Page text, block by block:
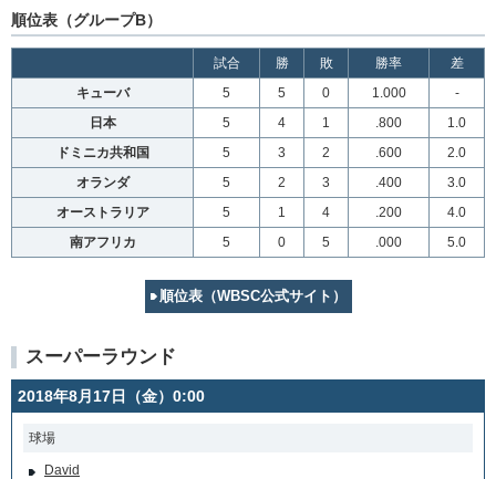
順位表（グループB）
試合 勝 敗 勝率
差
キューバ
5 5 0 1.000
-
日本
5 4 1 .800
1.0
ドミニカ共和国
5 3 2 .600
2.0
オランダ
5 2 3 .400
3.0
オーストラリア
5 1 4 .200
4.0
南アフリカ
5 0 5 .000 5.0
順位表（WBSC公式サイト）
スーパーラウンド
2018年8月17日（金）0:00
球場
David